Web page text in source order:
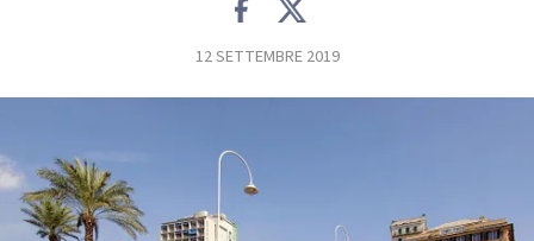
CONCORSI
EVENTI
12 SETTEMBRE 2019